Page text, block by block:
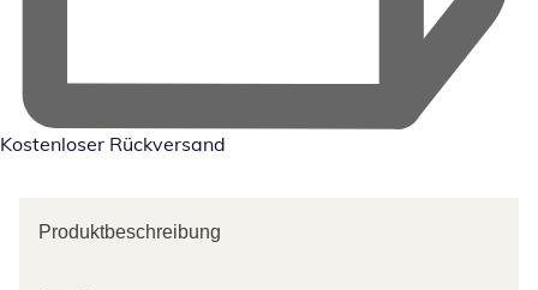
Kostenloser Rückversand
Produktbeschreibung